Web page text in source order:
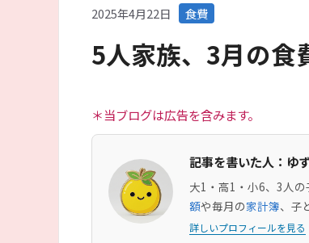
2025年4月22日 カ
テ
ゴ
リ
食費
5人家族、3月の食
＊当ブログは広告を含みます。
記事を書いた人：ゆ
大1・高1・小6、3人の
額や毎月の家計簿、子
詳しいプロフィールを見る